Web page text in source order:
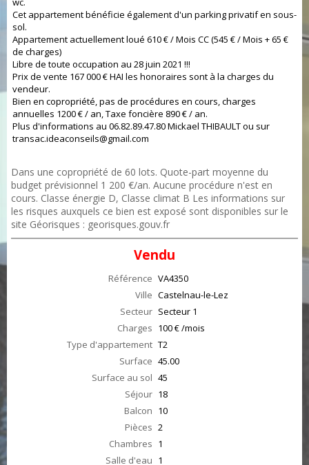
Cet appartement bénéficie également d'un parking privatif en sous-
sol.
Appartement actuellement loué 610 € / Mois CC (545 € / Mois + 65 €
de charges)
Libre de toute occupation au 28 juin 2021 !!!
Prix de vente 167 000 € HAI les honoraires sont à la charges du
vendeur.
Bien en copropriété, pas de procédures en cours, charges
annuelles 1200 € / an, Taxe foncière 890 € / an.
Plus d'informations au 06.82.89.47.80 Mickael THIBAULT ou sur
transac.ideaconseils@gmail.com
Dans une copropriété de 60 lots. Quote-part moyenne du
budget prévisionnel 1 200 €/an. Aucune procédure n'est en
cours. Classe énergie D, Classe climat B Les informations sur
les risques auxquels ce bien est exposé sont disponibles sur le
site Géorisques : georisques.gouv.fr
Vendu
Référence VA4350
Ville Castelnau-le-Lez
Secteur Secteur 1
Charges 100 € /mois
Type d'appartement T2
Surface 45.00
Surface au sol 45
Séjour 18
Balcon 10
Pièces 2
Chambres 1
Salle d'eau 1